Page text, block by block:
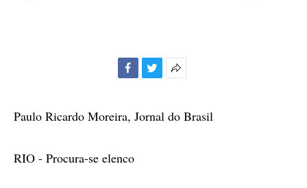
compartilhamento
Paulo Ricardo Moreira, Jornal do Brasil
RIO - Procura-se elenco